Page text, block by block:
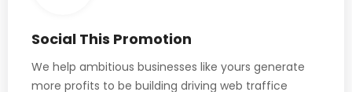
Social This Promotion
We help ambitious businesses like yours generate
more profits to be building driving web traffice